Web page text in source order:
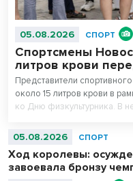
05.08.2026 СПОРТ
Спортсмены
литров крови
Представители
около 15 литров крови в
ко Дню физкультурника. В
спорта, управления
05.08.2026 СПОРТ
Ход королевы:
завоевала бронзу